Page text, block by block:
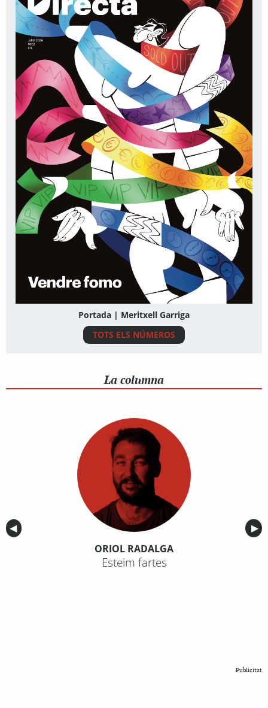
Portada | Meritxell Garriga
TOTS ELS NÚMEROS
La columna
Anterior
◀︎ ▶︎
ORIOL RADALGA
Esteim fartes
Publicitat